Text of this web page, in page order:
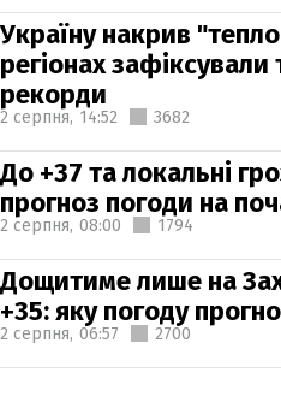
Україну накрив
регіонах зафіксували
рекорди
2 серпня, 14:52 3682
До +37 та локальні
прогноз погоди на
2 серпня, 08:00 1794
Дощитиме лише на
+35: яку погоду
2 серпня, 06:57 2700